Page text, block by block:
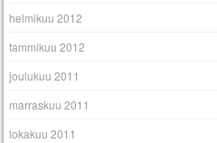
helmikuu 2012
tammikuu 2012
joulukuu 2011
marraskuu 2011
lokakuu 2011